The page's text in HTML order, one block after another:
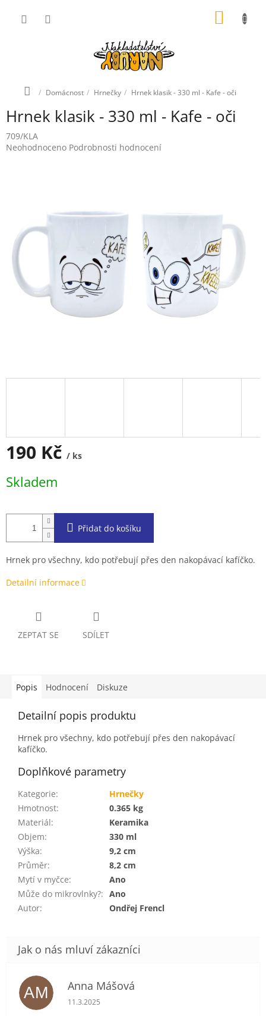
DomůDomácnost Hrnečky Hrnek klasik - 330 ml - Kafe - oči
Hrnek klasik - 330 ml - Kafe - oči
709/KLA
Průměrné
hvězdiček.
Neohodnoceno Podrobnosti hodnocení
190 Kč / ks
cena:
Skladem
Přidat do košíku
Hrnek pro všechny, kdo potřebují přes den nakopávací kafíčko.
Detailní informace
ZEPTAT SE SDÍLET
Popis Hodnocení Diskuze
Detailní popis produktu
Hrnek pro všechny, kdo potřebují přes den nakopávací
kafíčko.
Doplňkové parametry
Kategorie:
Hrnečky
Hmotnost:
0.365 kg
Materiál:
Keramika
Objem:
330 ml
Výška:
9,2 cm
Průměr:
8,2 cm
Mytí v myčce:
Ano
Může do mikrovlnky?: Ano
Autor: Ondřej Frencl
AM Anna Mášová
Hodnocení obchodu je 5 z 5 hvězdiček.
11.3.2025